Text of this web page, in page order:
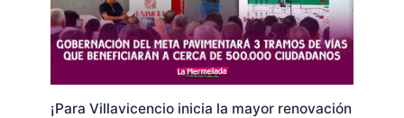
¡Para Villavicencio inicia la mayor renovación